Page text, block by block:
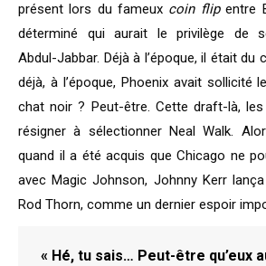
présent lors du fameux coin flipentre
déterminé qui aurait le privilège de
Abdul-Jabbar. Déjà à l’époque, il était du
déjà, à l’époque, Phoenix avait sollicité
chat noir ? Peut-être. Cette draft-là,
résigner à sélectionner Neal Walk.
quand il a été acquis que Chicago ne
avec Magic Johnson, Johnny Kerr
Rod Thorn, comme un dernier espoir
« Hé, tu sais… Peut-être qu’eux